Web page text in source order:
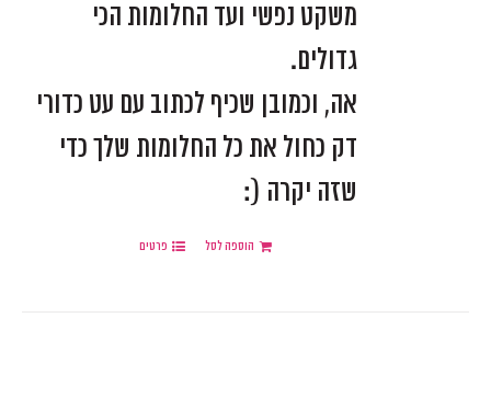
משקט נפשי ועד החלומות הכי
גדולים.
אה, וכמובן שכיף לכתוב עם עט כדורי
דק כחול את כל החלומות שלך כדי
שזה יקרה (:
הוספה לסל פרטים